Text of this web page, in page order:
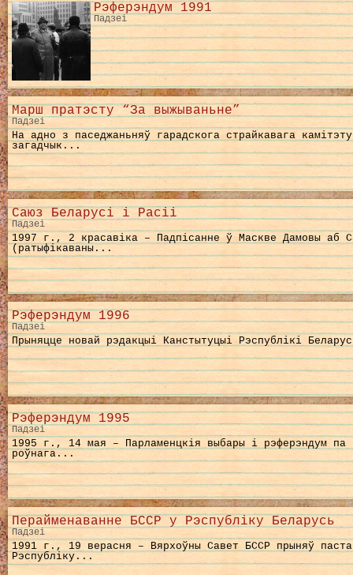
Рэферэндум 1991
Падзеі
Марш пратэсту “За выжываньне”
Падзеі
На адно з паседжаньняў гарадскога страйкавага
загадчык...
Саюз Беларусі і Расіі
Падзеі
1997 г., 2 красавіка – Падпісанне ў Маскве Дамовы аб
(ратыфікаваны...
Рэферэндум 1996
Падзеі
Прыняцце новай рэдакцыі Канстытуцыі Рэспублікі
Рэферэндум 1995
Падзеі
1995 г., 14 мая – Парламенцкія выбары і рэферэндум па
роўнага...
Перайменаванне БССР у Рэспубліку Беларусь
Падзеі
1991 г., 19 верасня – Вярхоўны Савет БССР прыняў
Рэспубліку...